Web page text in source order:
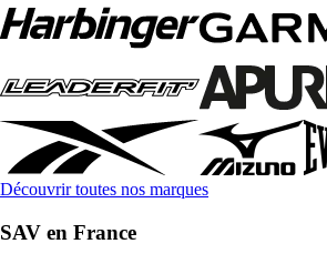
Découvrir toutes nos marques
SAV en France